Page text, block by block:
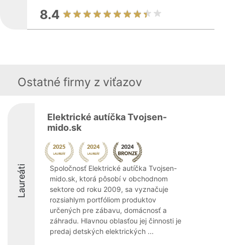
8.4
Ostatné firmy z viťazov
Laureáti
Elektrické autíčka Tvojsen-
mido.sk
Spoločnosť Elektrické autíčka Tvojsen-
mido.sk, ktorá pôsobí v obchodnom
sektore od roku 2009, sa vyznačuje
rozsiahlym portfóliom produktov
určených pre zábavu, domácnosť a
záhradu. Hlavnou oblasťou jej činnosti je
predaj detských elektrických ...